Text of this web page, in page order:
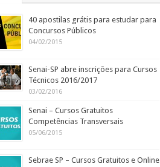
40 apostilas grátis para estudar para
Concursos Públicos
04/02/2015
Senai-SP abre inscrições para Cursos
Técnicos 2016/2017
03/02/2016
Senai – Cursos Gratuitos
Competências Transversais
05/06/2015
Sebrae SP – Cursos Gratuitos e Online